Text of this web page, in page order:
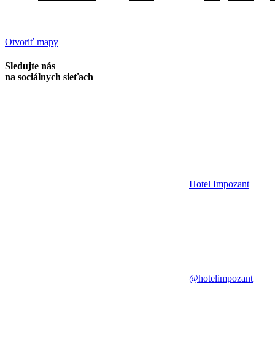
Otvoriť mapy
Sledujte nás
na sociálnych sieťach
Hotel Impozant
@hotelimpozant